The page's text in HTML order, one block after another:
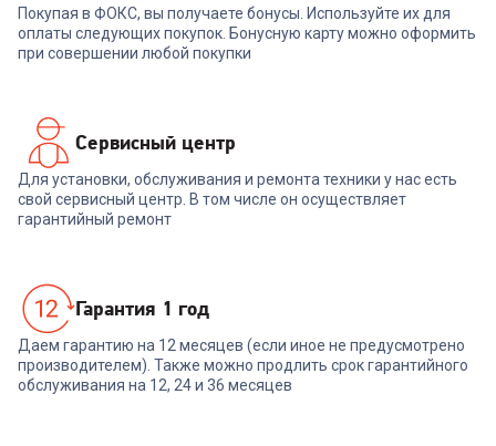
В корзину В корзину
Покупая в ФОКС, вы получаете бонусы. Используйте их для
оплаты следующих покупок. Бонусную карту можно оформить
при совершении любой покупки
Сервисный центр
Для установки, обслуживания и ремонта техники у нас есть
свой сервисный центр. В том числе он осуществляет
гарантийный ремонт
Гарантия 1 год
Даем гарантию на 12 месяцев (если иное не предусмотрено
производителем). Также можно продлить срок гарантийного
обслуживания на 12, 24 и 36 месяцев